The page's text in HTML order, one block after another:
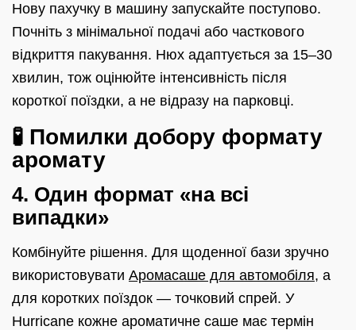
Нову пахучку в машину запускайте поступово.
Почніть з мінімальної подачі або часткового
відкриття пакування. Нюх адаптується за 15–30
хвилин, тож оцінюйте інтенсивність після
короткої поїздки, а не відразу на парковці.
🧪 Помилки добору формату
аромату
4. Один формат «на всі
випадки»
Комбінуйте рішення. Для щоденної бази зручно
використовувати Аромасаше для автомобіля, а
для коротких поїздок — точковий спрей. У
Hurricane кожне ароматичне саше має термін